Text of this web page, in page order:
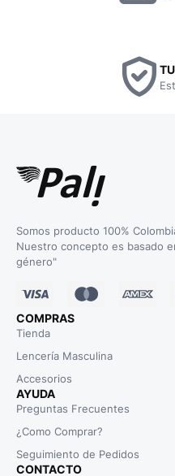
Somos producto 100%
Nuestro concepto es basado
género"
COMPRAS
Tienda
Lencería Masculina
Accesorios
AYUDA
Preguntas Frecuentes
¿Como Comprar?
Seguimiento de Pedidos
CONTACTO